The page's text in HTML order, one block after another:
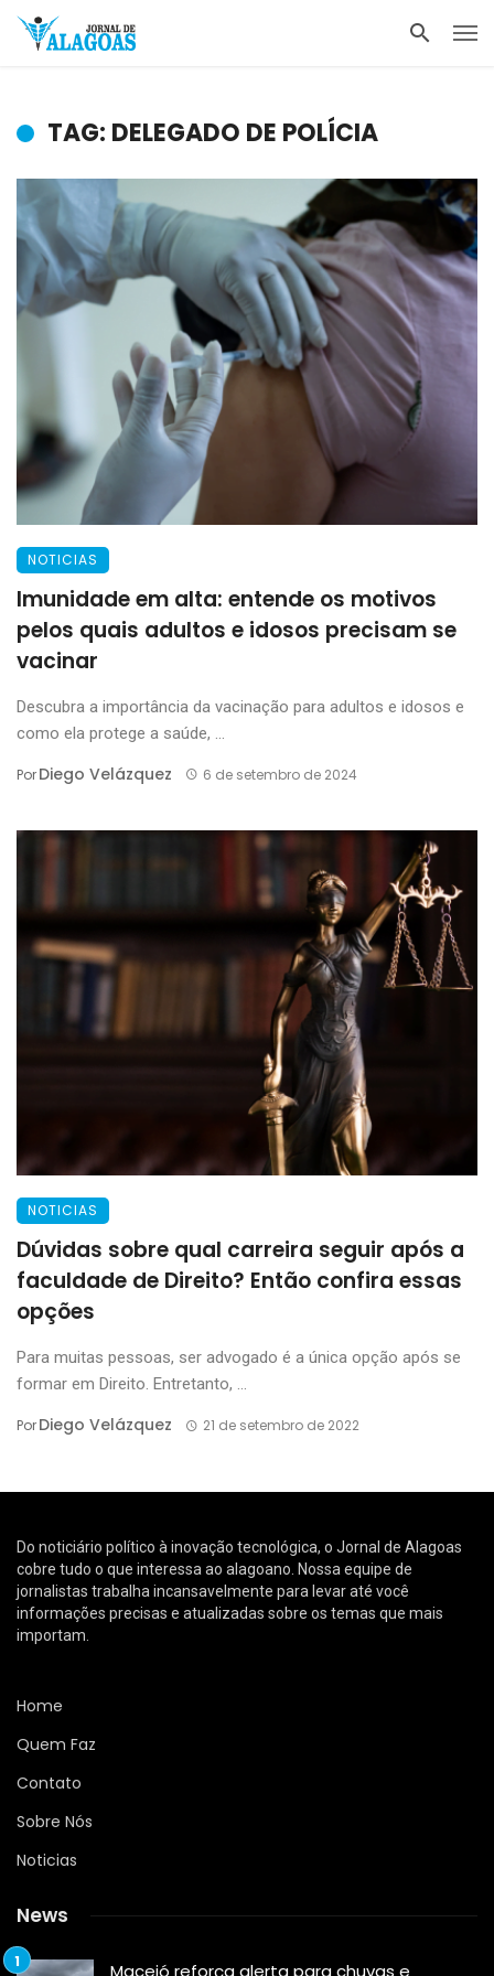
TAG: DELEGADO DE POLÍCIA
NOTICIAS
Imunidade em alta: entende os motivos
pelos quais adultos e idosos precisam se
vacinar
Descubra a importância da vacinação para adultos e idosos e
como ela protege a saúde, ...
PorDiego Velázquez 6 de setembro de 2024
NOTICIAS
Dúvidas sobre qual carreira seguir após a
faculdade de Direito? Então confira essas
opções
Para muitas pessoas, ser advogado é a única opção após se
formar em Direito. Entretanto, ...
PorDiego Velázquez 21 de setembro de 2022
Do noticiário político à inovação tecnológica, o Jornal de Alagoas
cobre tudo o que interessa ao alagoano. Nossa equipe de
jornalistas trabalha incansavelmente para levar até você
informações precisas e atualizadas sobre os temas que mais
importam.
Home
Quem Faz
Contato
Sobre Nós
Noticias
News
Maceió reforça alerta para chuvas e